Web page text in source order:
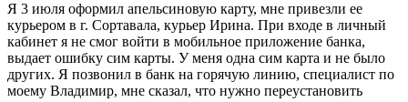
Я 3 июля оформил апельсиновую карту, мне привезли ее
курьером в г. Сортавала, курьер Ирина. При входе в личный
кабинет я не смог войти в мобильное приложение банка,
выдает ошибку сим карты. У меня одна сим карта и не было
других. Я позвонил в банк на горячую линию, специалист по
моему Владимир, мне сказал, что нужно переустановить